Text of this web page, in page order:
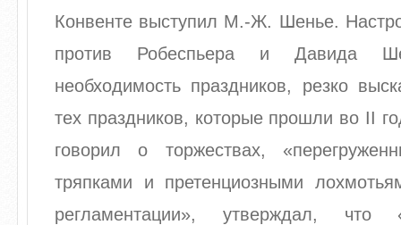
Конвенте выступил М.-Ж. Шенье.
против Робеспьера и Давида
необходимость праздников, резко
тех праздников, которые прошли во II
говорил о торжествах,
тряпками и претенциозными
регламентации», утверждал,